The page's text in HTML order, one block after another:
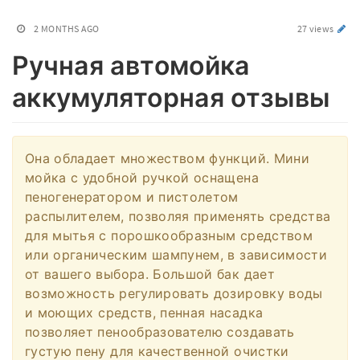
2 MONTHS AGO 27 views
Ручная автомойка
аккумуляторная отзывы
Она обладает множеством функций. Мини
мойка с удобной ручкой оснащена
пеногенератором и пистолетом
распылителем, позволяя применять средства
для мытья с порошкообразным средством
или органическим шампунем, в зависимости
от вашего выбора. Большой бак дает
возможность регулировать дозировку воды
и моющих средств, пенная насадка
позволяет пенообразователю создавать
густую пену для качественной очистки